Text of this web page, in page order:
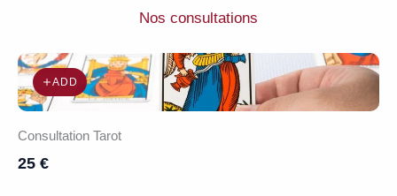
Nos consultations
ADD
Consultation Tarot
25 €